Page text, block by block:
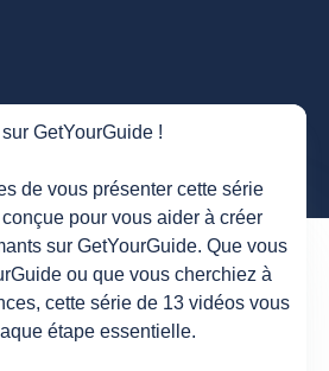
GetYourGuide !
de vous présenter cette série
pour vous aider à créer
sur GetYourGuide. Que vous
ou que vous cherchiez à
cette série de 13 vidéos vous
étape essentielle.